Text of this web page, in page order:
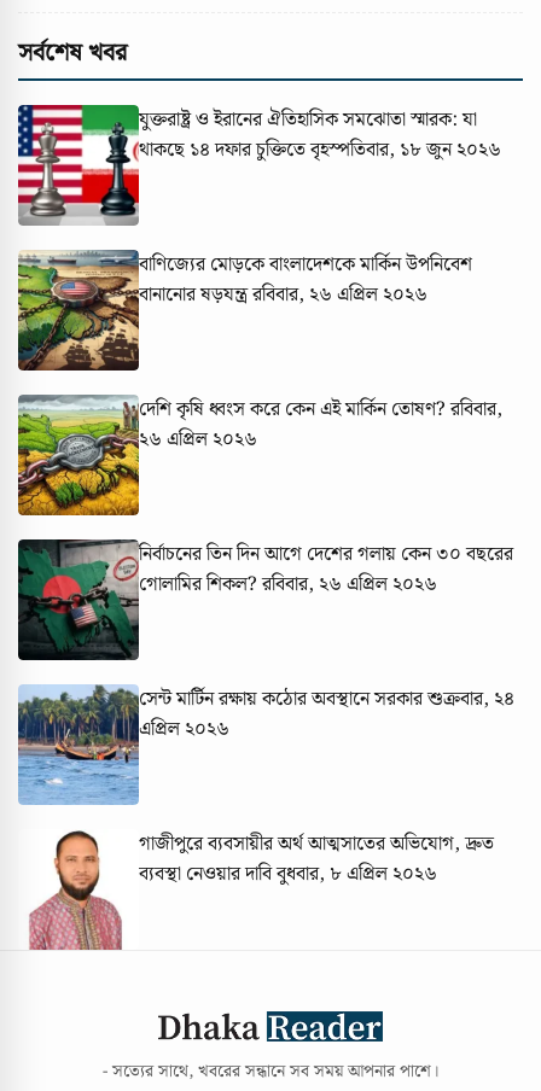
সর্বশেষ খবর
যুক্তরাষ্ট্র ও ইরানের ঐতিহাসিক সমঝোতা স্মারক: যা
থাকছে ১৪ দফার চুক্তিতেবৃহস্পতিবার, ১৮ জুন ২০২৬
বাণিজ্যের মোড়কে বাংলাদেশকে মার্কিন উপনিবেশ
বানানোর ষড়যন্ত্ররবিবার, ২৬ এপ্রিল ২০২৬
দেশি কৃষি ধ্বংস করে কেন এই মার্কিন তোষণ? রবিবার,
২৬ এপ্রিল ২০২৬
নির্বাচনের তিন দিন আগে দেশের গলায় কেন ৩০ বছরের
গোলামির শিকল? রবিবার, ২৬ এপ্রিল ২০২৬
সেন্ট মার্টিন রক্ষায় কঠোর অবস্থানে সরকারশুক্রবার, ২৪
এপ্রিল ২০২৬
গাজীপুরে ব্যবসায়ীর অর্থ আত্মসাতের অভিযোগ, দ্রুত
ব্যবস্থা নেওয়ার দাবিবুধবার, ৮ এপ্রিল ২০২৬
- সত্যের সাথে, খবরের সন্ধানে সব সময় আপনার পাশে।